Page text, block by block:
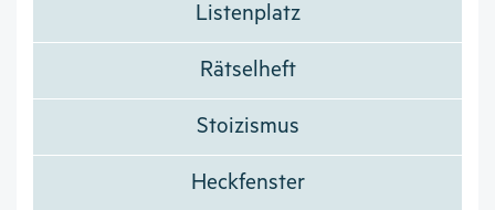
Listenplatz
Rätselheft
Stoizismus
Heckfenster